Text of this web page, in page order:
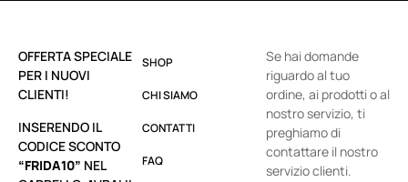
OFFERTA SPECIALE
PER I NUOVI
CLIENTI!
INSERENDO IL
CODICE SCONTO
“FRIDA10” NEL
SHOP
CHI SIAMO
CONTATTI
FAQ
Se hai domande
riguardo al tuo
ordine, ai prodotti o al
nostro servizio, ti
preghiamo di
contattare il nostro
servizio clienti.